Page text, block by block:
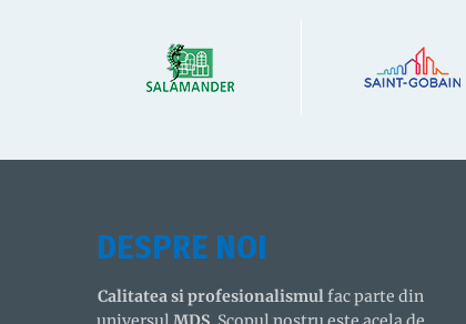
DESPRE NOI
Calitatea si profesionalismulfac parte din